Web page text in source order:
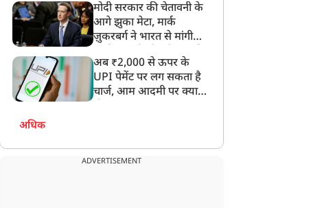
मोदी सरकार की चेतावनी के
आगे झुका मेटा, मार्क
ज़ुकरबर्ग ने भारत से मांगी
अब ₹2,000 से ऊपर के
UPI पेमेंट पर लग सकता है
चार्ज, आम आदमी पर क्या
अधिक
ADVERTISEMENT